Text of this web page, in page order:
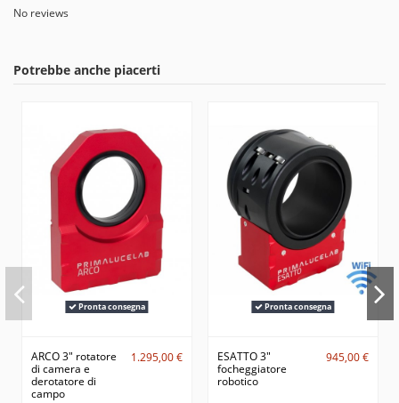
No reviews
Potrebbe anche piacerti
Pronta consegna
ARCO 3" rotatore
di camera e
derotatore di
campo
1.295,00 €
Pronta consegna
ESATTO 3"
focheggiatore
robotico
945,00 €